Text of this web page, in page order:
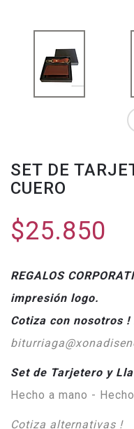
SET DE
CUERO
$25.850
REGALOS
impresión logo.
Cotiza con nosotros !
Set de Tarjetero y
Hecho a mano -
Cotiza alternativas !